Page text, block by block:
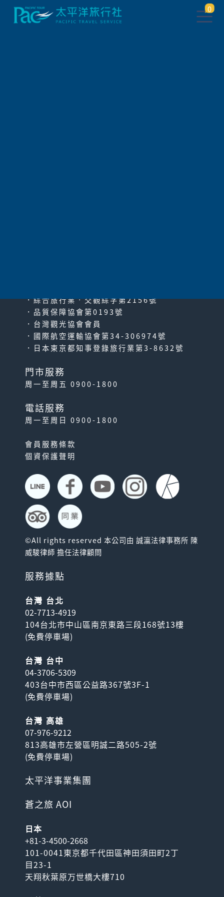
0
．綜合旅行業‧交觀綜字第2156號
．品質保障協會第0193號
．台灣觀光協會會員
．國際航空運輸協會第34-306974號
．日本東京都知事登錄旅行業第3-8632號
門市服務
周一至周五 0900-1800
電話服務
周一至周日 0900-1800
會員服務條款
個資保護聲明
©All rights reserved 本公司由 誠瀛法律事務所 陳
威駿律師 擔任法律顧問
服務據點
台灣 台北
02-7713-4919
104台北市中山區南京東路三段168號13樓
(免費停車場)
台灣 台中
04-3706-5309
403台中市西區公益路367號3F-1
(免費停車場)
台灣 高雄
07-976-9212
813高雄市左營區明誠二路505-2號
(免費停車場)
太平洋事業集團
蒼之旅 AOI
日本
+81-3-4500-2668
101-0041東京都千代田區神田須田町2丁
目23-1
天翔秋葉原万世橋大樓710